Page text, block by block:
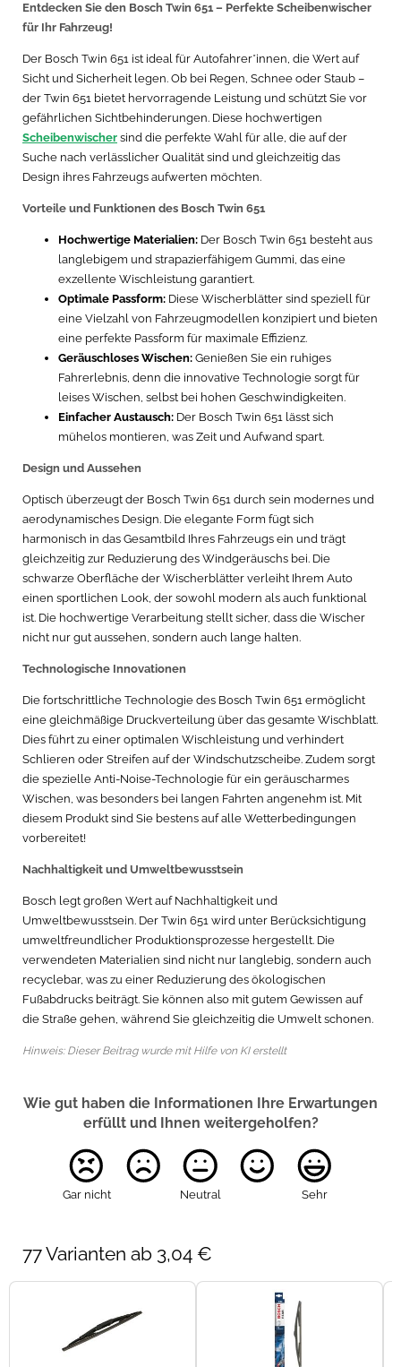
Entdecken Sie den Bosch Twin 651 – Perfekte Scheibenwischer
für Ihr Fahrzeug!
Der Bosch Twin 651 ist ideal für Autofahrer*innen, die Wert auf
Sicht und Sicherheit legen. Ob bei Regen, Schnee oder Staub –
der Twin 651 bietet hervorragende Leistung und schützt Sie vor
gefährlichen Sichtbehinderungen. Diese hochwertigen
Scheibenwischer sind die perfekte Wahl für alle, die auf der
Suche nach verlässlicher Qualität sind und gleichzeitig das
Design ihres Fahrzeugs aufwerten möchten.
Vorteile und Funktionen des Bosch Twin 651
Hochwertige Materialien: Der Bosch Twin 651 besteht aus
langlebigem und strapazierfähigem Gummi, das eine
exzellente Wischleistung garantiert.
Optimale Passform: Diese Wischerblätter sind speziell für
eine Vielzahl von Fahrzeugmodellen konzipiert und bieten
eine perfekte Passform für maximale Effizienz.
Geräuschloses Wischen: Genießen Sie ein ruhiges
Fahrerlebnis, denn die innovative Technologie sorgt für
leises Wischen, selbst bei hohen Geschwindigkeiten.
Einfacher Austausch: Der Bosch Twin 651 lässt sich
mühelos montieren, was Zeit und Aufwand spart.
Design und Aussehen
Optisch überzeugt der Bosch Twin 651 durch sein modernes und
aerodynamisches Design. Die elegante Form fügt sich
harmonisch in das Gesamtbild Ihres Fahrzeugs ein und trägt
gleichzeitig zur Reduzierung des Windgeräuschs bei. Die
schwarze Oberfläche der Wischerblätter verleiht Ihrem Auto
einen sportlichen Look, der sowohl modern als auch funktional
ist. Die hochwertige Verarbeitung stellt sicher, dass die Wischer
nicht nur gut aussehen, sondern auch lange halten.
Technologische Innovationen
Die fortschrittliche Technologie des Bosch Twin 651 ermöglicht
eine gleichmäßige Druckverteilung über das gesamte Wischblatt.
Dies führt zu einer optimalen Wischleistung und verhindert
Schlieren oder Streifen auf der Windschutzscheibe. Zudem sorgt
die spezielle Anti-Noise-Technologie für ein geräuscharmes
Wischen, was besonders bei langen Fahrten angenehm ist. Mit
diesem Produkt sind Sie bestens auf alle Wetterbedingungen
vorbereitet!
Nachhaltigkeit und Umweltbewusstsein
Bosch legt großen Wert auf Nachhaltigkeit und
Umweltbewusstsein. Der Twin 651 wird unter Berücksichtigung
umweltfreundlicher Produktionsprozesse hergestellt. Die
verwendeten Materialien sind nicht nur langlebig, sondern auch
recyclebar, was zu einer Reduzierung des ökologischen
Fußabdrucks beiträgt. Sie können also mit gutem Gewissen auf
die Straße gehen, während Sie gleichzeitig die Umwelt schonen.
Hinweis: Dieser Beitrag wurde mit Hilfe von KI erstellt
Wie gut haben die Informationen Ihre Erwartungen
erfüllt und Ihnen weitergeholfen?
Gar nicht Neutral Sehr
77 Varianten ab 3,04 €